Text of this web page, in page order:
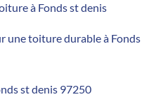
à Fonds st denis
une toiture durable à Fonds
st denis 97250